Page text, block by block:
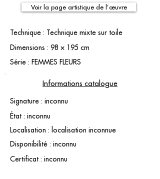
Voir la page artistique de l’œuvre
Technique : Technique mixte sur toile
Dimensions : 98 × 195 cm
Série : FEMMES FLEURS
Informations catalogue
Signature : inconnu
État : inconnu
Localisation : localisation inconnue
Disponibilité : inconnu
Certificat : inconnu